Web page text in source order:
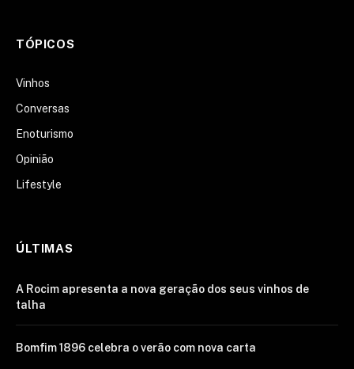
TÓPICOS
Vinhos
Conversas
Enoturismo
Opinião
Lifestyle
ÚLTIMAS
A Rocim apresenta a nova geração dos seus vinhos de
talha
Bomfim 1896 celebra o verão com nova carta